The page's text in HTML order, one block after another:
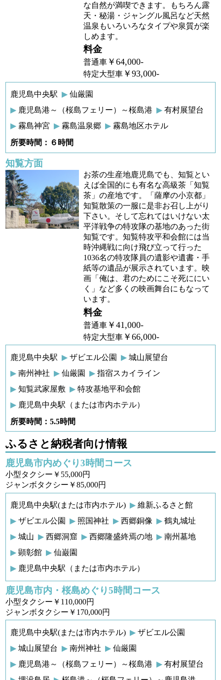
な自然が満喫できます。もちろん露
天・秘湯・ジャングル風呂など天然
温泉もいろいろなタイプや泉質が楽
しめます。
料金
普通車￥64,000-
特定大型車￥93,000-
鹿児島中央駅
仙厳園
鹿児島港～（桜島フェリー）～桜島港
有村展望台
霧島神宮
霧島温泉郷 霧島地区ホテル
所要時間：６時間
知覧方面
お茶の生産地鹿児島でも、知覧とい
えば全国的にも有名な高級茶「知覧
茶」の産地です。「薩摩の小京都」
知覧散策の一服に是非お召し上がり
下さい。そして忘れてはいけない太
平洋戦争の特攻隊の基地のあった街
知覧です。知覧特攻平和会館には当
時沖縄戦に向け飛び立って行った
1036名の特攻隊員の遺影や遺書・手
紙等の遺品が展示されています。映
画「俺は、君のためにこそ死ににい
く」など多くの映画舞台にもなって
います。
料金
普通車￥41,000-
特定大型車￥66,000-
鹿児島中央駅 ザビエル公園
城山展望台
南州神社
仙厳園
指宿スカイライン
知覧武家屋敷
特攻基地平和会館
鹿児島中央駅（または市内ホテル）
所要時間：5.5時間
ふるさと納税者向け情報
鹿児島市内めぐり3時間コース
小型タクシー￥55,000円
ジャンボタクシー￥85,000円
鹿児島中央駅(または市内ホテル)
維新ふるさと館
ザビエル公園
照国神社 西郷銅像
鶴丸城址
城山
西郷洞窟 西郷隆盛終焉の地
南州墓地
顕彰館
仙巌園
鹿児島中央駅（または市内ホテル）
鹿児島市内・桜島めぐり5時間コース
小型タクシー￥110,000円
ジャンボタクシー￥170,000円
鹿児島中央駅(または市内ホテル)
ザビエル公園
城山展望台
南州神社
仙厳園
鹿児島港～（桜島フェリー）～桜島港
有村展望台